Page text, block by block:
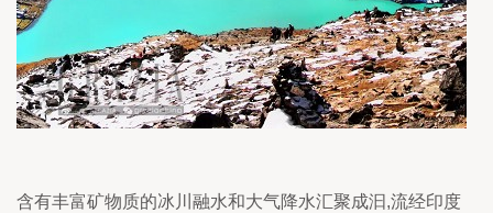
含有丰富矿物质的冰川融水和大气降水汇聚成汩,流经印度